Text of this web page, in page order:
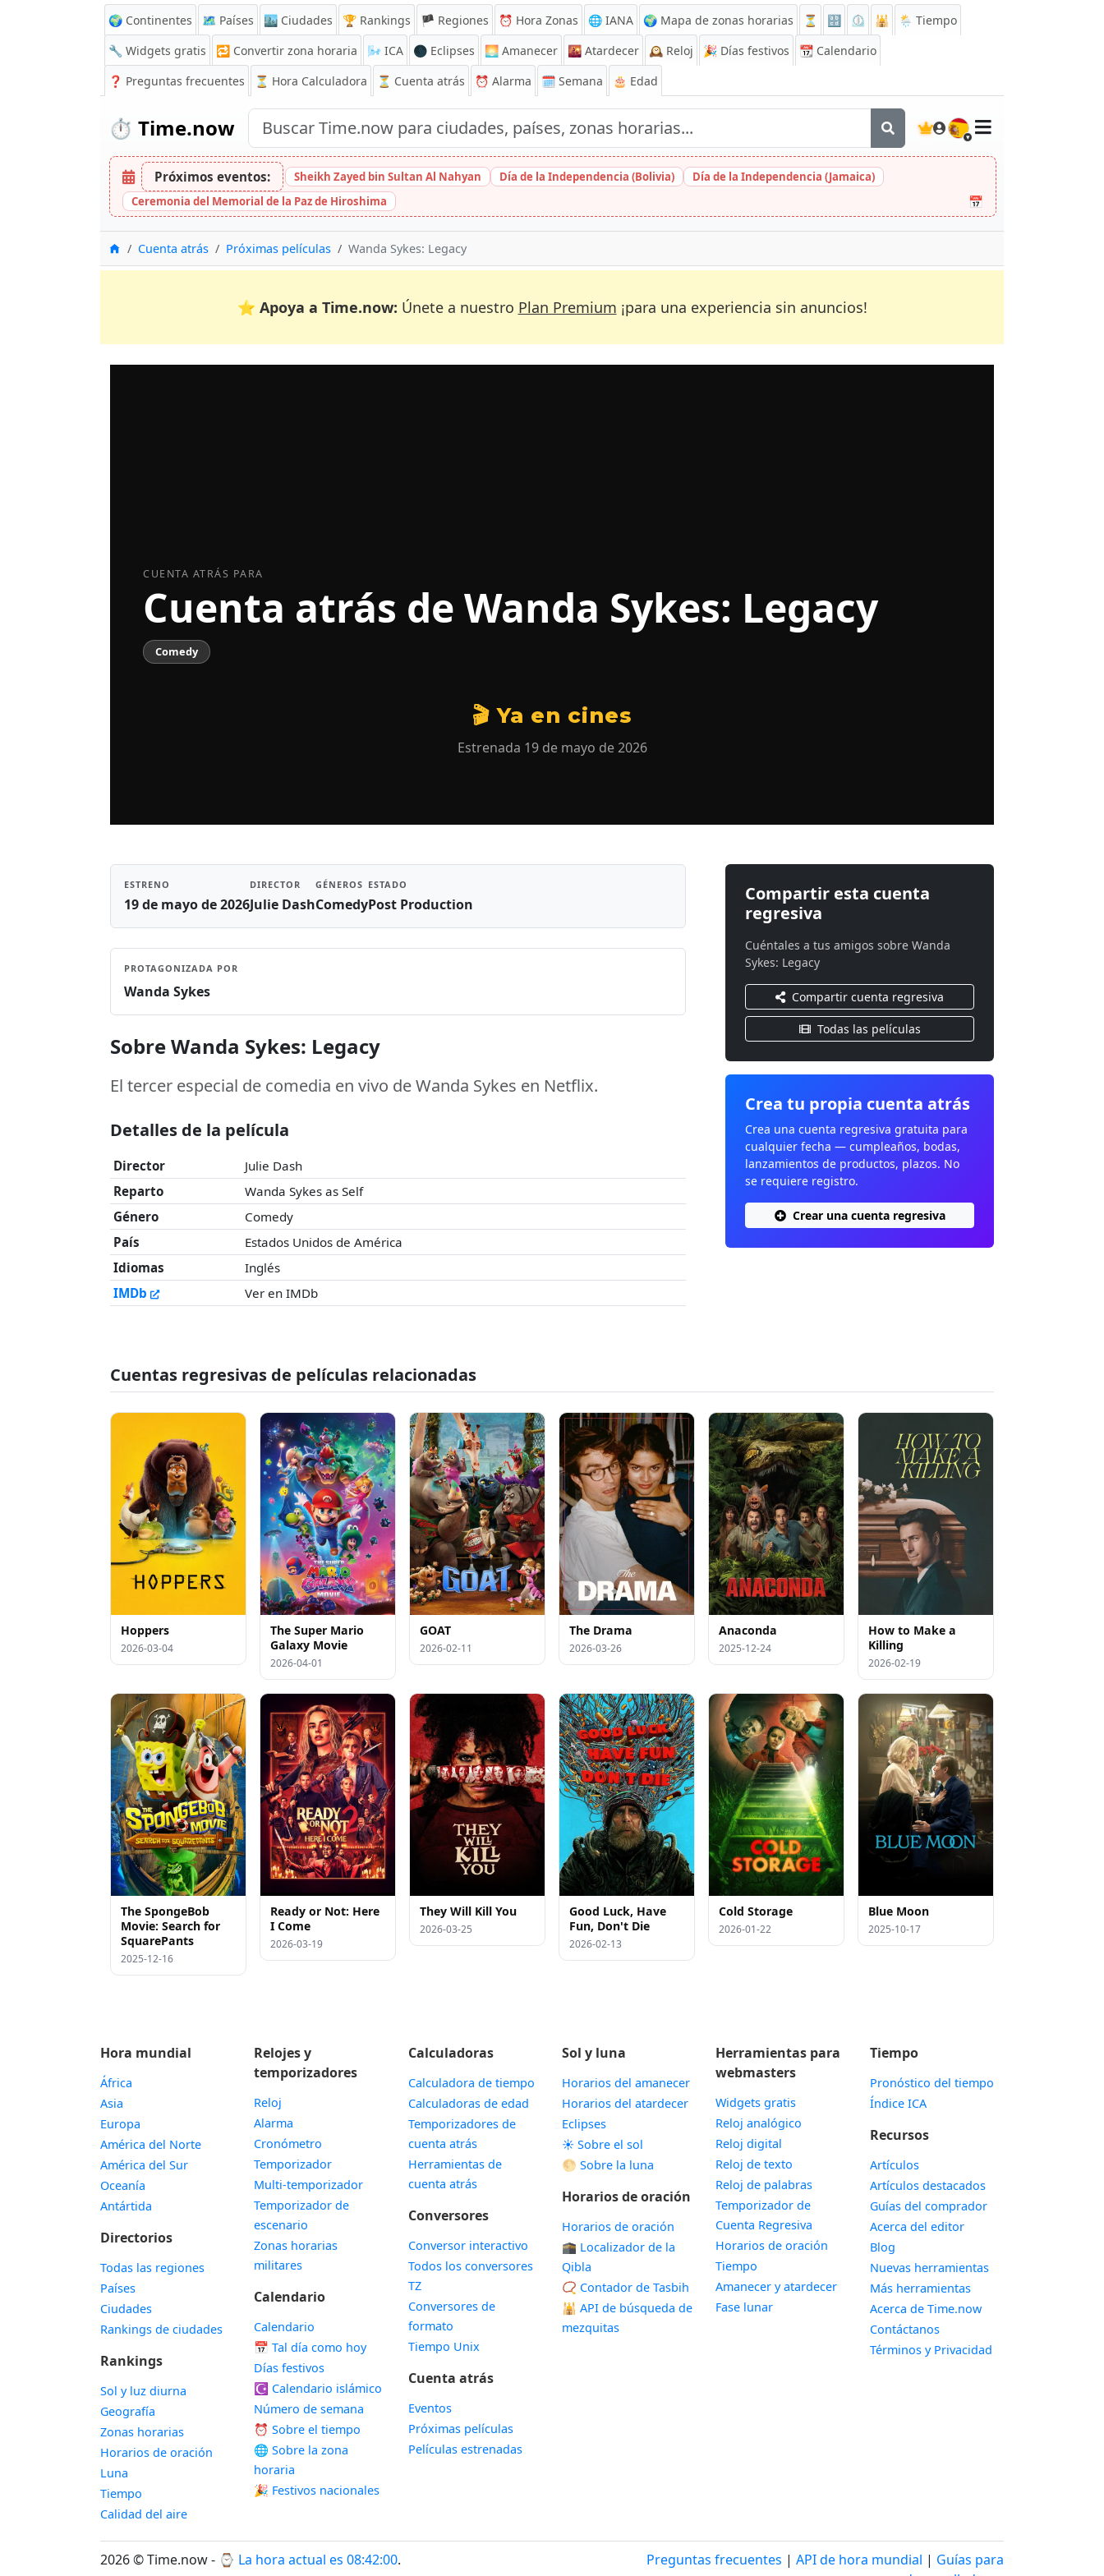
🌍 Continentes 🗺️ Países 🏙️ Ciudades 🏆 Rankings 🏴 Regiones ⏰ Hora Zonas 🌐 IANA 🌍 Mapa de zonas horarias ⏳ 🔡 ⏲️ 🕌
🌦️ Tiempo
🔧 Widgets gratis
🔁 Convertir zona horaria 🌬️ ICA 🌑 Eclipses 🌅 Amanecer 🌇 Atardecer 🕰️ Reloj 🎉 Días festivos 📆 Calendario
❓ Preguntas frecuentes ⏳ Hora Calculadora ⏳ Cuenta atrás ⏰ Alarma 🗓️ Semana 🎂 Edad
⏱️ Time.now 🇪🇸
Próximos eventos: Sheikh Zayed bin Sultan Al Nahyan Día de la Independencia (Bolivia)
Día de la Independencia (Jamaica)
Ceremonia del Memorial de la Paz de Hiroshima
📅
InicioCuenta atrás Próximas películas Wanda Sykes: Legacy
⭐ Apoya a Time.now: Únete a nuestro Plan Premium ¡para una experiencia sin anuncios!
CUENTA ATRÁS PARA
Cuenta atrás de Wanda Sykes: Legacy
Comedy
🎬 Ya en cines
Estrenada 19 de mayo de 2026
ESTRENO
19 de mayo de 2026
DIRECTOR
Julie Dash
GÉNEROS
Comedy
ESTADO
Post Production
PROTAGONIZADA POR
Wanda Sykes
Sobre Wanda Sykes: Legacy
El tercer especial de comedia en vivo de Wanda Sykes en Netflix.
Detalles de la película
Director
Julie Dash
Reparto
Wanda Sykes as Self
Género
Comedy
País
Estados Unidos de América
Idiomas
Inglés
IMDb
Ver en IMDb
Compartir esta cuenta
regresiva
Cuéntales a tus amigos sobre Wanda
Sykes: Legacy
Compartir cuenta regresiva
Todas las películas
Crea tu propia cuenta atrás
Crea una cuenta regresiva gratuita para
cualquier fecha — cumpleaños, bodas,
lanzamientos de productos, plazos. No
se requiere registro.
Crear una cuenta regresiva
Cuentas regresivas de películas relacionadas
Hoppers
2026-03-04
The Super Mario
Galaxy Movie
2026-04-01
GOAT
2026-02-11
The Drama
2026-03-26
Anaconda
2025-12-24
How to Make a
Killing
2026-02-19
The SpongeBob
Movie: Search for
SquarePants
2025-12-16
Ready or Not: Here
I Come
2026-03-19
They Will Kill You
2026-03-25
Good Luck, Have
Fun, Don't Die
2026-02-13
Cold Storage
2026-01-22
Blue Moon
2025-10-17
Hora mundial
África
Asia
Europa
América del Norte
América del Sur
Oceanía
Antártida
Directorios
Todas las regiones
Países
Ciudades
Rankings de ciudades
Rankings
Sol y luz diurna
Geografía
Zonas horarias
Horarios de oración
Luna
Tiempo
Calidad del aire
Relojes y
temporizadores
Reloj
Alarma
Cronómetro
Temporizador
Multi-temporizador
Temporizador de
escenario
Zonas horarias
militares
Calendario
Calendario
📅 Tal día como hoy
Días festivos
☪️ Calendario islámico
Número de semana
⏰ Sobre el tiempo
🌐 Sobre la zona
horaria
🎉 Festivos nacionales
Calculadoras
Calculadora de tiempo
Calculadoras de edad
Temporizadores de
cuenta atrás
Herramientas de
cuenta atrás
Conversores
Conversor interactivo
Todos los conversores
TZ
Conversores de
formato
Tiempo Unix
Cuenta atrás
Eventos
Próximas películas
Películas estrenadas
Sol y luna
Horarios del amanecer
Horarios del atardecer
Eclipses
☀️ Sobre el sol
🌕 Sobre la luna
Horarios de oración
Horarios de oración
🕋 Localizador de la
Qibla
📿 Contador de Tasbih
🕌 API de búsqueda de
mezquitas
Herramientas para
webmasters
Widgets gratis
Reloj analógico
Reloj digital
Reloj de texto
Reloj de palabras
Temporizador de
Cuenta Regresiva
Horarios de oración
Tiempo
Amanecer y atardecerWidget
Fase lunarWidget
Tiempo
Pronóstico del tiempo
Índice ICA
Recursos
Artículos
Artículos destacados
Guías del comprador
Acerca del editor
Blog
Nuevas herramientas
Más herramientas
Acerca de Time.now
Contáctanos
Términos y Privacidad
2026 © Time.now - ⌚ La hora actual es 08:42:01. Preguntas frecuentes | API de hora mundial | Guías para